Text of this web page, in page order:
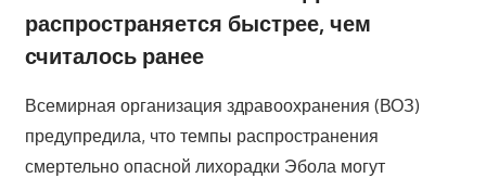
распространяется быстрее, чем
считалось ранее
Всемирная организация здравоохранения (ВОЗ)
предупредила, что темпы распространения
смертельно опасной лихорадки Эбола могут